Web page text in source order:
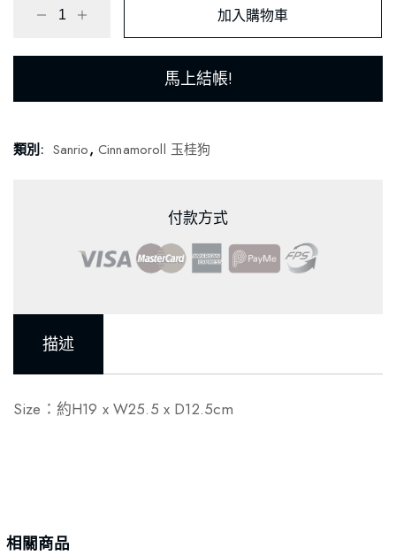
加入購物車
馬上結帳!
類別: Sanrio, Cinnamoroll 玉桂狗
付款方式
描述
Size：約H19 x W25.5 x D12.5cm
相關商品